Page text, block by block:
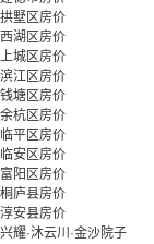
拱墅区房价
西湖区房价
上城区房价
滨江区房价
钱塘区房价
余杭区房价
临平区房价
临安区房价
富阳区房价
桐庐县房价
淳安县房价
兴耀·沐云川·金沙院子